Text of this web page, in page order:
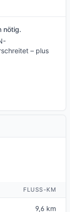
nötig.
– plus
FLUSS-KM
9,6 km